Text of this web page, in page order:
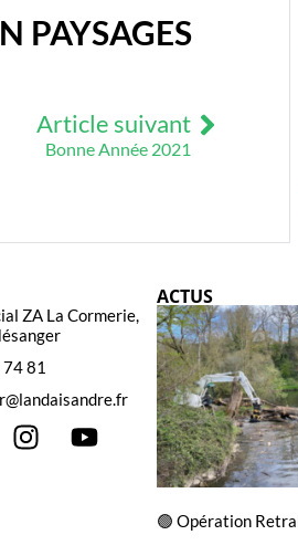
PAYSAGES
Article suivant
Bonne Année 2021
ZA La Cormerie,
81
ACTUS
🟢 Opération